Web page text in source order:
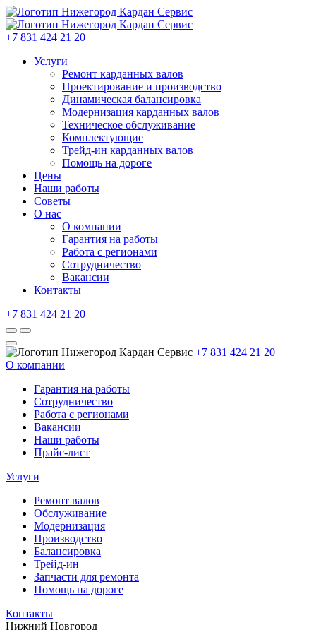
+7 831 424 21 20
Услуги
Ремонт карданных валов
Проектирование и производство
Динамическая балансировка
Модернизация карданных валов
Техническое обслуживание
Комплектующие
Трейд-ин карданных валов
Помощь на дороге
Цены
Наши работы
Советы
О нас
О компании
Гарантия на работы
Работа с регионами
Сотрудничество
Вакансии
Контакты
+7 831 424 21 20
+7 831 424 21 20
О компании
Гарантия на работы
Сотрудничество
Работа с регионами
Вакансии
Наши работы
Прайс-лист
Услуги
Ремонт валов
Обслуживание
Модернизация
Производство
Балансировка
Трейд-ин
Запчасти для ремонта
Помощь на дороге
Контакты
Нижний Новгород